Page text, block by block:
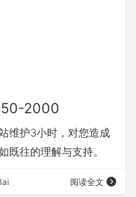
2000
维护3小时，对您造成
既往的理解与支持。
阅读全文